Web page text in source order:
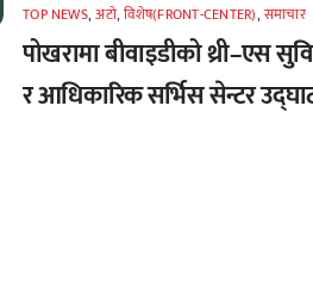
TOP NEWS,अटाे,विशेष(FRONT-CENTER),समाचार
पोखरामा बीवाइडीको थ्री–एस
र आधिकारिक सर्भिस सेन्टर